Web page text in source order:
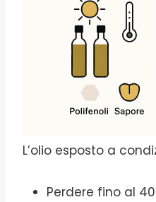
L’olio esposto a
Perdere fino al